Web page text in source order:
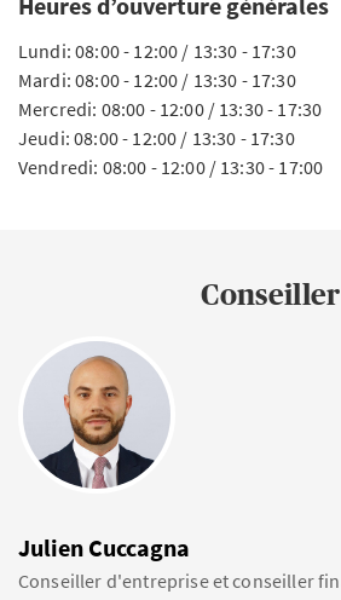
Lundi: 08:00 - 12:00 / 13:30 - 17:30
Mardi: 08:00 - 12:00 / 13:30 - 17:30
Mercredi: 08:00 - 12:00 / 13:30 - 17:30
Jeudi: 08:00 - 12:00 / 13:30 - 17:30
Vendredi: 08:00 - 12:00 / 13:30 - 17:00
Conseiller
Julien Cuccagna
Conseiller d'entreprise et conseiller